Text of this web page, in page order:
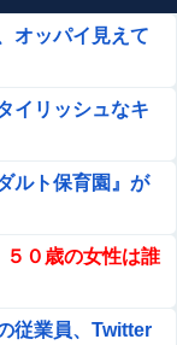
オッパイ見えて
イリッシュなキ
ルト保育園』が
５０歳の女性は誰
従業員、Twitter